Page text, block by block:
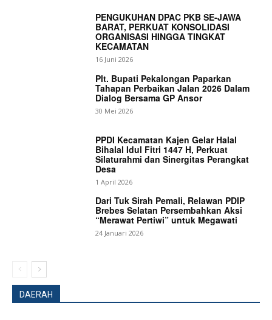
PENGUKUHAN DPAC PKB SE-JAWA
BARAT, PERKUAT KONSOLIDASI
ORGANISASI HINGGA TINGKAT
KECAMATAN
16 Juni 2026
Plt. Bupati Pekalongan Paparkan
Tahapan Perbaikan Jalan 2026 Dalam
Dialog Bersama GP Ansor
30 Mei 2026
PPDI Kecamatan Kajen Gelar Halal
Bihalal Idul Fitri 1447 H, Perkuat
Silaturahmi dan Sinergitas Perangkat
Desa
1 April 2026
Dari Tuk Sirah Pemali, Relawan PDIP
Brebes Selatan Persembahkan Aksi
“Merawat Pertiwi” untuk Megawati
24 Januari 2026
DAERAH